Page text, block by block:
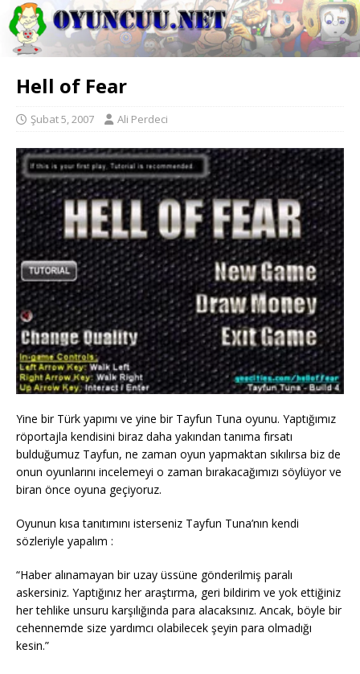
Hell of Fear
Şubat 5, 2007 Ali Perdeci
Yine bir Türk yapımı ve yine bir Tayfun Tuna oyunu. Yaptığımız
röportajla kendisini biraz daha yakından tanıma fırsatı
bulduğumuz Tayfun, ne zaman oyun yapmaktan sıkılırsa biz de
onun oyunlarını incelemeyi o zaman bırakacağımızı söylüyor ve
biran önce oyuna geçiyoruz.
Oyunun kısa tanıtımını isterseniz Tayfun Tuna’nın kendi
sözleriyle yapalım :
“Haber alınamayan bir uzay üssüne gönderilmiş paralı
askersiniz. Yaptığınız her araştırma, geri bildirim ve yok ettiğiniz
her tehlike unsuru karşılığında para alacaksınız. Ancak, böyle bir
cehennemde size yardımcı olabilecek şeyin para olmadığı
kesin.”